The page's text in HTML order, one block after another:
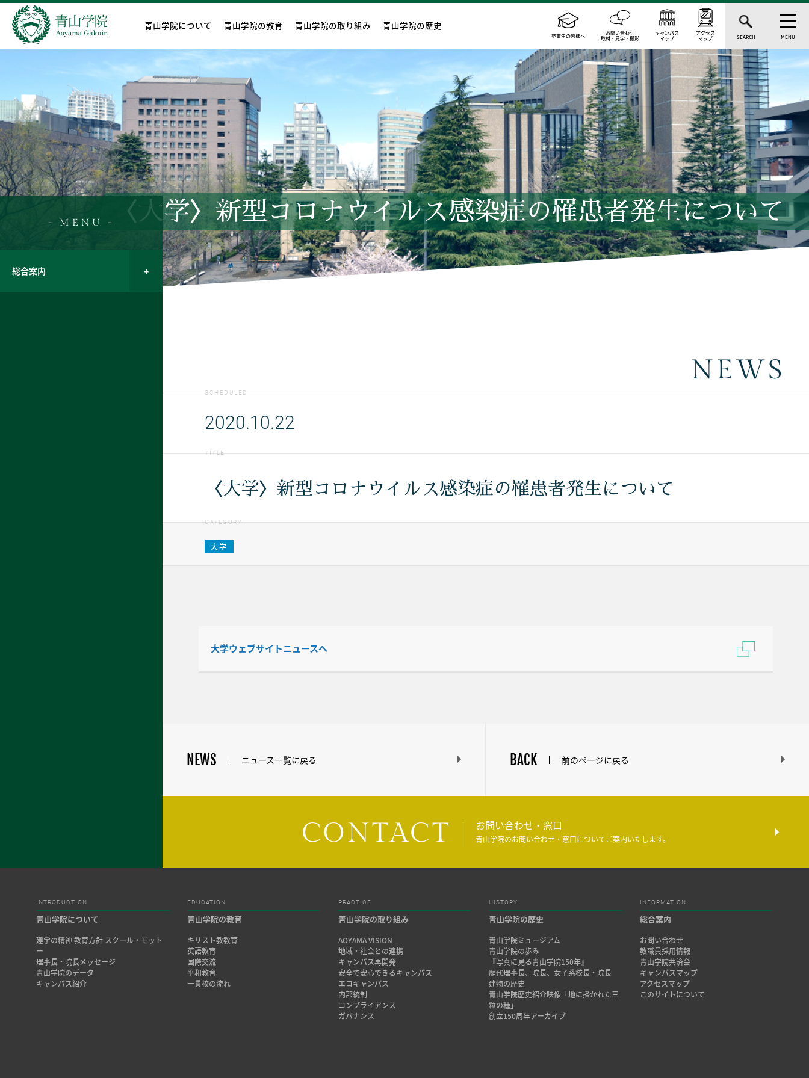
青山学院について 青山学院の教育 青山学院の取り組み 青山学院の歴史
卒業生の皆様へ お問い合わせ
取材・見学・撮影
キャンパス
マップ
アクセス
マップ SEARCH MENU
〈大学〉新型コロナウイルス感染症の罹患者発生について
- MENU -
総合案内
NEWS
SCHEDULED
2020.10.22
TITLE
〈大学〉新型コロナウイルス感染症の罹患者発生について
CATEGORY
大学
大学ウェブサイトニュースへ
NEWS ニュース一覧に戻る BACK 前のページに戻る
CONTACT お問い合わせ・窓口
青山学院のお問い合わせ・窓口についてご案内いたします。
INTRODUCTION
青山学院について
建学の精神 教育方針 スクール・モット
ー
理事長・院長メッセージ
青山学院のデータ
キャンパス紹介
EDUCATION
青山学院の教育
キリスト教教育
英語教育
国際交流
平和教育
一貫校の流れ
PRACTICE
青山学院の取り組み
AOYAMA VISION
地域・社会との連携
キャンパス再開発
安全で安心できるキャンパス
エコキャンパス
内部統制
コンプライアンス
ガバナンス
HISTORY
青山学院の歴史
青山学院ミュージアム
青山学院の歩み
『写真に見る青山学院150年』
歴代理事長、院長、女子系校長・院長
建物の歴史
青山学院歴史紹介映像「地に播かれた三
粒の種」
創立150周年アーカイブ
INFORMATION
総合案内
お問い合わせ
教職員採用情報
青山学院共済会
キャンパスマップ
アクセスマップ
このサイトについて